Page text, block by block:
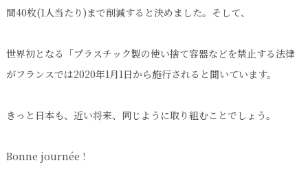
間40枚(1人当たり)まで削減すると決めました。そして、
世界初となる「プラスチック製の使い捨て容器などを禁止する法律
がフランスでは2020年1月1日から施行されると聞いています。
きっと日本も、近い将来、同じように取り組むことでしょう。
Bonne journée !